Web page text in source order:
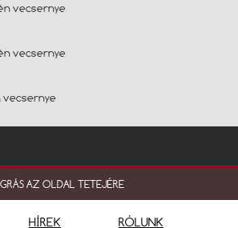
vecsernye
vecsernye
vecsernye
AZ OLDAL TETEJÉRE
HÍREK RÓLUNK